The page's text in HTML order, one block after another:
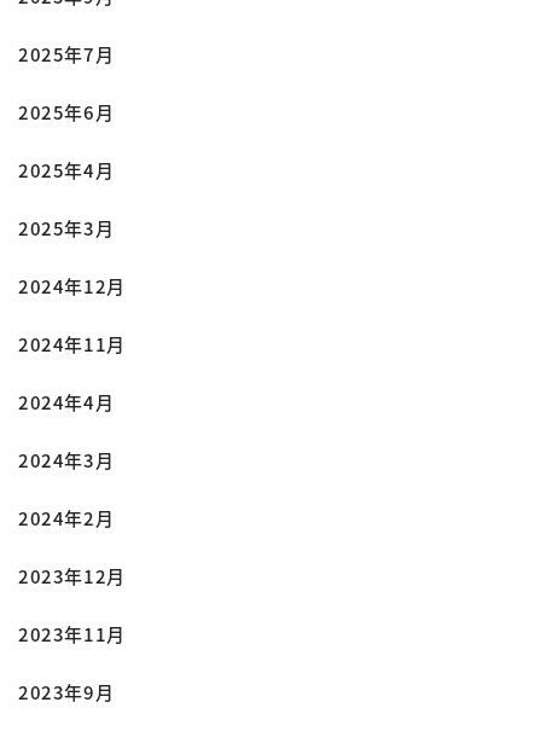
2025年7月
2025年6月
2025年4月
2025年3月
2024年12月
2024年11月
2024年4月
2024年3月
2024年2月
2023年12月
2023年11月
2023年9月